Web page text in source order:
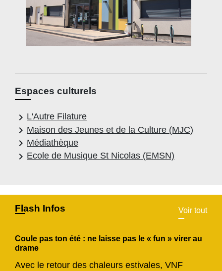
Espaces culturels
keyboard_arrow_right L'Autre Filature
keyboard_arrow_right Maison des Jeunes et de la Culture (MJC)
keyboard_arrow_right Médiathèque
keyboard_arrow_right Ecole de Musique St Nicolas (EMSN)
Flash Infos Voir tout
Coule pas ton été : ne laisse pas le « fun » virer au
drame
Avec le retour des chaleurs estivales, VNF